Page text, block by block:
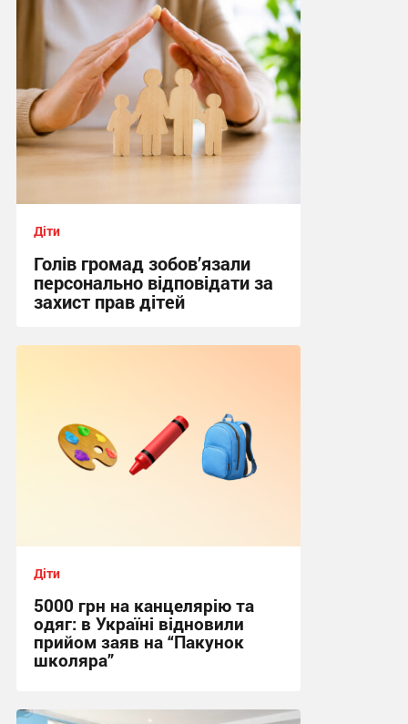
Діти
Голів громад зобов’язали
персонально відповідати за
захист прав дітей
Діти
5000 грн на канцелярію та
одяг: в Україні відновили
прийом заяв на “Пакунок
школяра”
10:00, 4.08.2026